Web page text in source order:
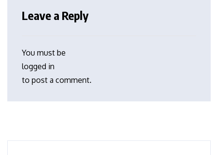
Leave a Reply
You must be
logged in
to post a comment.